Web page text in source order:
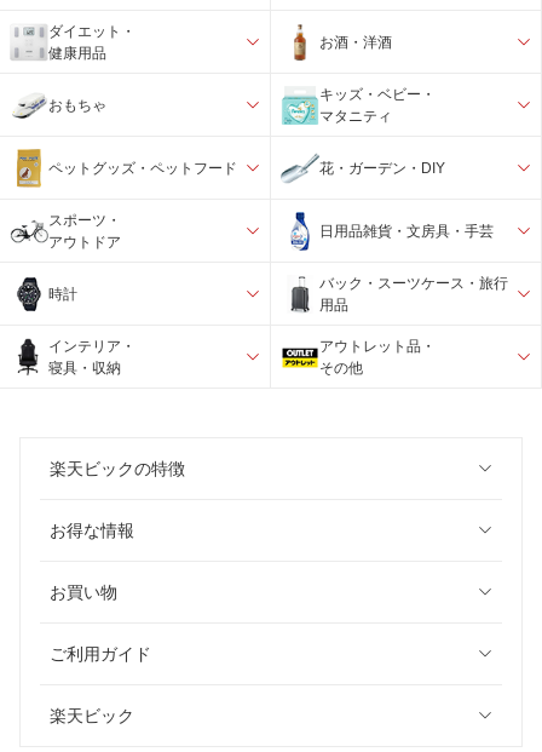
ダイエット・
健康用品
お酒・洋酒
おもちゃ
キッズ・ベビー・
マタニティ
ペットグッズ・ペットフード 花・ガーデン・DIY
スポーツ・
アウトドア
日用品雑貨・文房具・手芸
時計
バック・スーツケース・旅行
用品
インテリア・
寝具・収納
アウトレット品・
その他
楽天ビックの特徴
お得な情報
お買い物
ご利用ガイド
楽天ビック